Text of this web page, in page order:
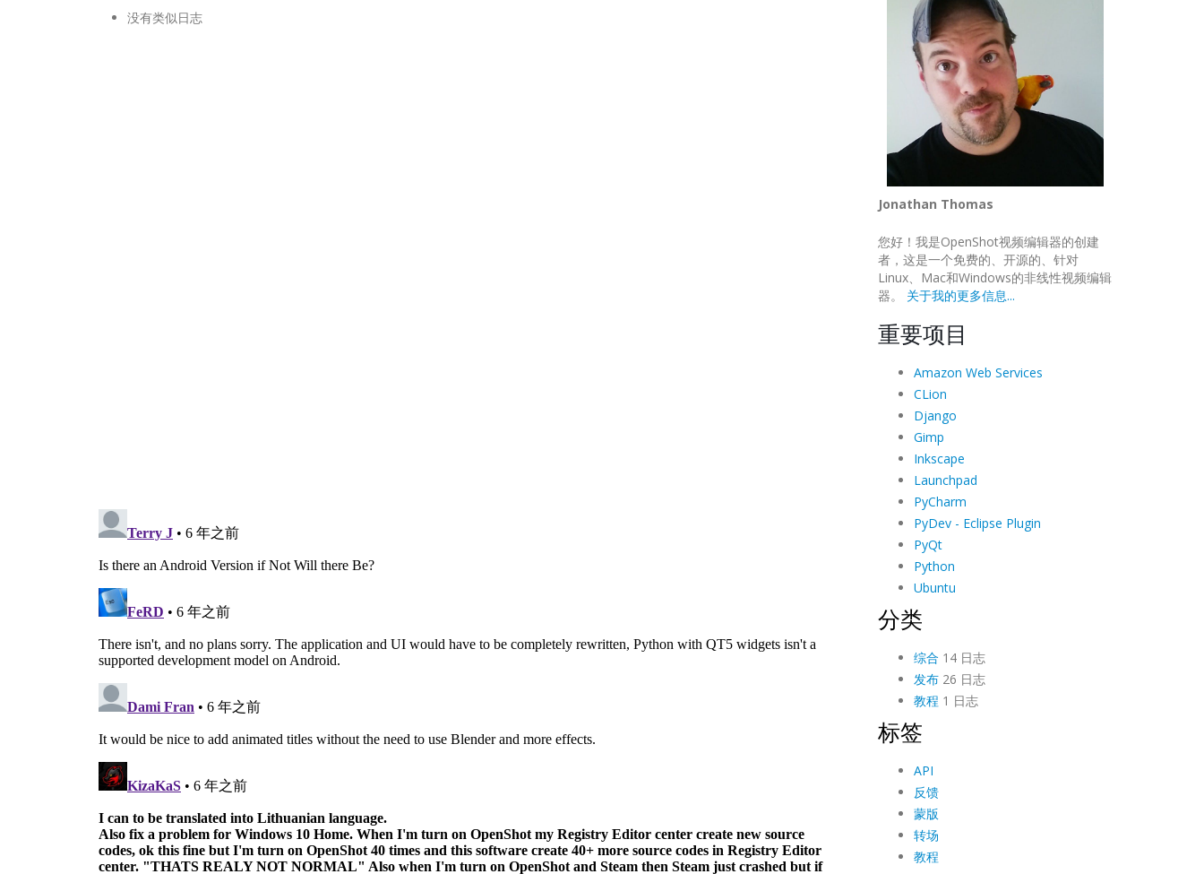
没有类似日志
Jonathan Thomas
您好！我是OpenShot视频编辑器的创建
者，这是一个免费的、开源的、针对
Linux、Mac和Windows的非线性视频编辑
器。 关于我的更多信息...
重要项目
Amazon Web Services
CLion
Django
Gimp
Inkscape
Launchpad
PyCharm
PyDev - Eclipse Plugin
PyQt
Python
Ubuntu
分类
综合 14 日志
发布26 日志
教程 1 日志
标签
API
反馈
蒙版
转场
教程